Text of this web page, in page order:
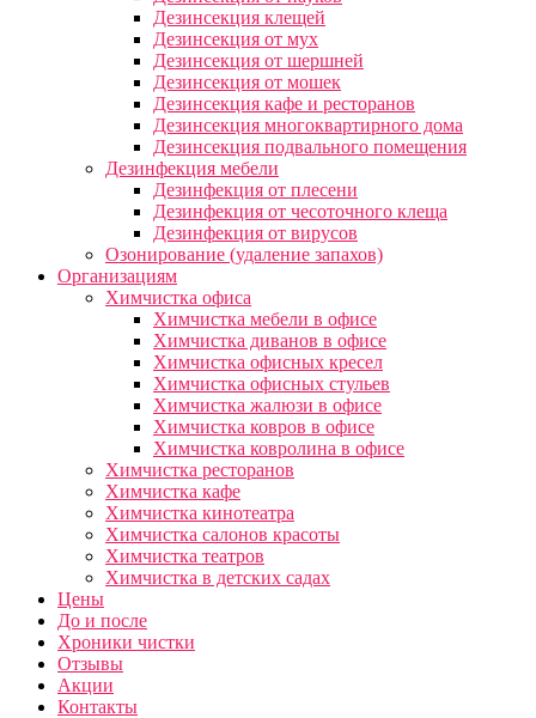
Дезинсекция клещей
Дезинсекция от мух
Дезинсекция от шершней
Дезинсекция от мошек
Дезинсекция кафе и ресторанов
Дезинсекция многоквартирного дома
Дезинсекция подвального помещения
Дезинфекция мебели
Дезинфекция от плесени
Дезинфекция от чесоточного клеща
Дезинфекция от вирусов
Озонирование (удаление запахов)
Организациям
Химчистка офиса
Химчистка мебели в офисе
Химчистка диванов в офисе
Химчистка офисных кресел
Химчистка офисных стульев
Химчистка жалюзи в офисе
Химчистка ковров в офисе
Химчистка ковролина в офисе
Химчистка ресторанов
Химчистка кафе
Химчистка кинотеатра
Химчистка салонов красоты
Химчистка театров
Химчистка в детских садах
Цены
До и после
Хроники чистки
Отзывы
Акции
Контакты